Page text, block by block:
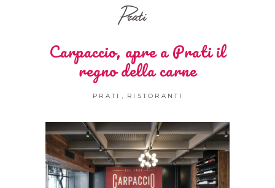
Prati
Carpaccio, apre a Prati il
regno della carne
PRATI , RISTORANTI